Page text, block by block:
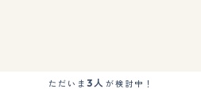
ただいま3人 が検討中！